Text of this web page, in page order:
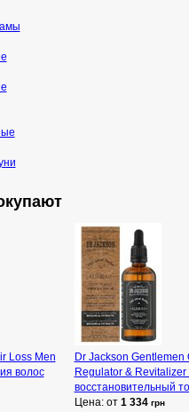
Loss Men
волос
Dr Jackson Gentlemen
Regulator &
восстановительный
Цена: от 1 334 грн